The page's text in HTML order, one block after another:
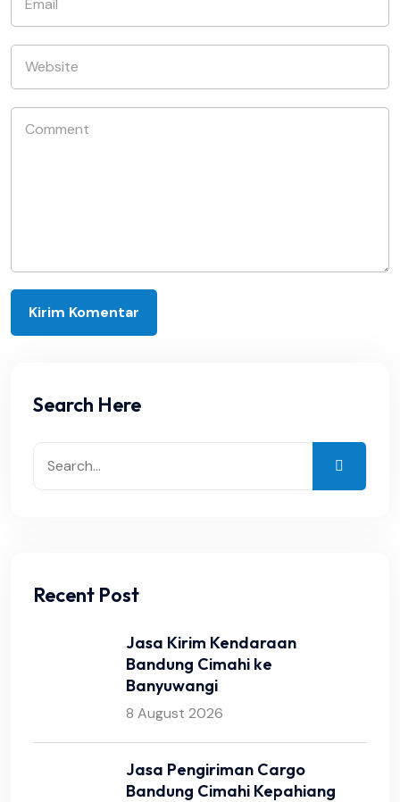
Search Here
Recent Post
Jasa Kirim Kendaraan
Bandung Cimahi ke
Banyuwangi
8 August 2026
Jasa Pengiriman Cargo
Bandung Cimahi Kepahiang